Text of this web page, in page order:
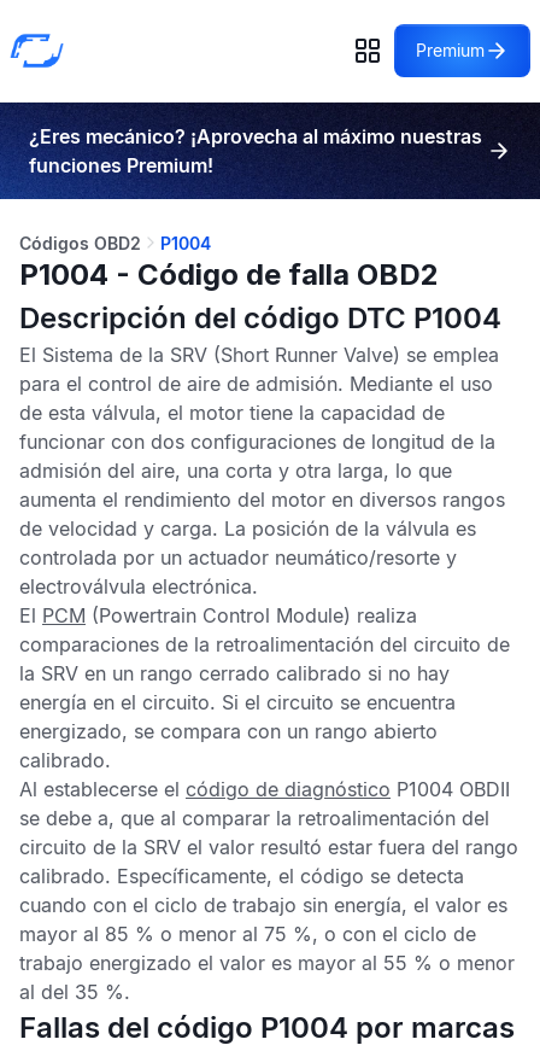
Premium
¿Eres mecánico? ¡Aprovecha al máximo nuestras
funciones Premium!
Códigos OBD2 P1004
P1004 - Código de falla OBD2
Descripción del código DTC P1004
El Sistema de la SRV (Short Runner Valve) se emplea
para el control de aire de admisión. Mediante el uso
de esta válvula, el motor tiene la capacidad de
funcionar con dos configuraciones de longitud de la
admisión del aire, una corta y otra larga, lo que
aumenta el rendimiento del motor en diversos rangos
de velocidad y carga. La posición de la válvula es
controlada por un actuador neumático/resorte y
electroválvula electrónica.
El PCM (Powertrain Control Module) realiza
comparaciones de la retroalimentación del circuito de
la SRV en un rango cerrado calibrado si no hay
energía en el circuito. Si el circuito se encuentra
energizado, se compara con un rango abierto
calibrado.
Al establecerse el código de diagnóstico P1004 OBDII
se debe a, que al comparar la retroalimentación del
circuito de la SRV el valor resultó estar fuera del rango
calibrado. Específicamente, el código se detecta
cuando con el ciclo de trabajo sin energía, el valor es
mayor al 85 % o menor al 75 %, o con el ciclo de
trabajo energizado el valor es mayor al 55 % o menor
al del 35 %.
Fallas del código P1004 por marcas